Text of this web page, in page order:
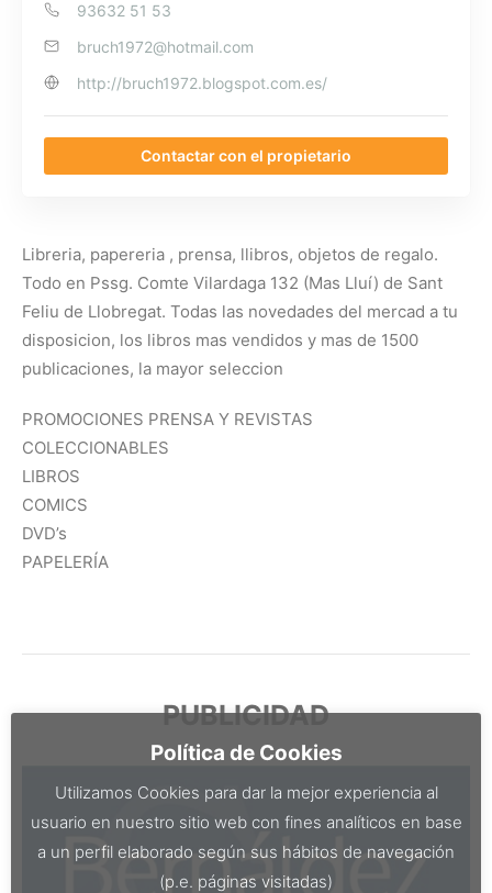
93632 51 53
bruch1972@hotmail.com
http://bruch1972.blogspot.com.es/
Contactar con el propietario
Libreria, papereria , prensa, llibros, objetos de regalo.
Todo en Pssg. Comte Vilardaga 132 (Mas Lluí) de Sant
Feliu de Llobregat. Todas las novedades del mercad a tu
disposicion, los libros mas vendidos y mas de 1500
publicaciones, la mayor seleccion
PROMOCIONES PRENSA Y REVISTAS
COLECCIONABLES
LIBROS
COMICS
DVD’s
PAPELERÍA
PUBLICIDAD
Política de Cookies
Utilizamos Cookies para dar la mejor experiencia al
usuario en nuestro sitio web con fines analíticos en base
a un perfil elaborado según sus hábitos de navegación
(p.e. páginas visitadas)